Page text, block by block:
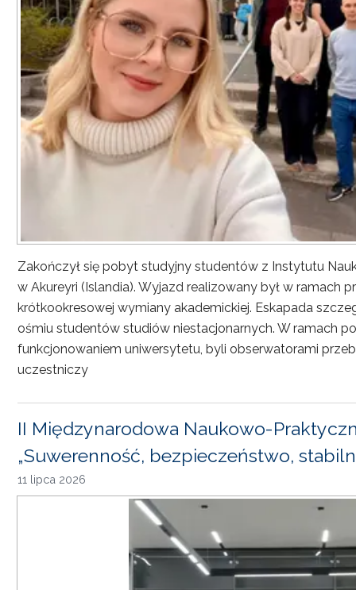
Zakończył się pobyt studyjny studentów z Instytutu
w Akureyri (Islandia). Wyjazd realizowany był w ramach
krótkookresowej wymiany akademickiej. Eskapada
ośmiu studentów studiów niestacjonarnych. W ramach
funkcjonowaniem uniwersytetu, byli obserwatorami
uczestniczy
II Międzynarodowa Naukowo-
„Suwerenność, bezpieczeństwo,
11 lipca 2026